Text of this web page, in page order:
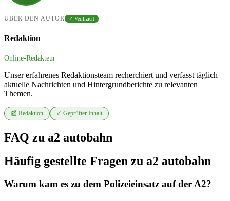
ÜBER DEN AUTOR ✓ Verifiziert
Redaktion
Online-Redakteur
Unser erfahrenes Redaktionsteam recherchiert und verfasst täglich
aktuelle Nachrichten und Hintergrundberichte zu relevanten
Themen.
📰 Redaktion ✓ Geprüfter Inhalt
FAQ zu a2 autobahn
Häufig gestellte Fragen zu a2 autobahn
Warum kam es zu dem Polizeieinsatz auf der A2?